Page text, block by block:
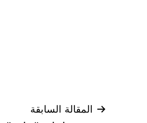
تصفّح
المقالة السابقة